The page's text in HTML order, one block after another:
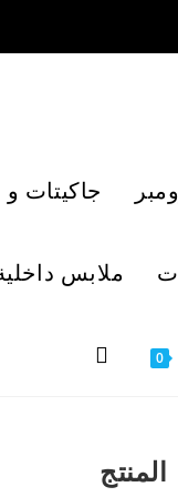
جاكيتات
ملابس
0
المنتج